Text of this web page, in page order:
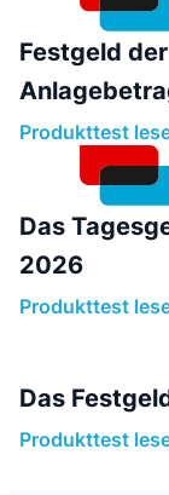
Festgeld
Produkttest
Das
2026
Produkttest
Das
Produkttest